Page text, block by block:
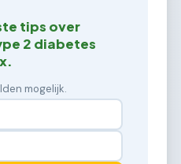
tips over
2 diabetes
mogelijk.